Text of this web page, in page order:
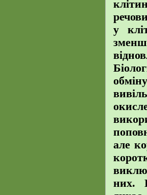
у
але
них.